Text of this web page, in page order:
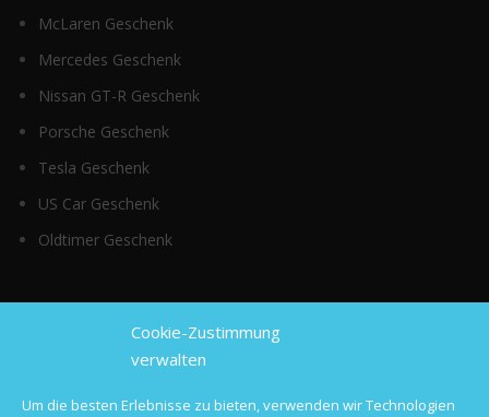
Cookie-Zustimmung
verwalten
Um die besten Erlebnisse zu bieten, verwenden wir Technologien
McLaren Geschenk
Mercedes Geschenk
Nissan GT-R Geschenk
Porsche Geschenk
Tesla Geschenk
US Car Geschenk
Oldtimer Geschenk
Top Kategorien
Sportwagen mieten